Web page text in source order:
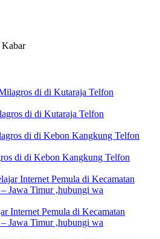
Kabar
di di Kutaraja Telfon
di di Kebon Kangkung Telfon
Internet Pemula di Kecamatan
Jawa Timur ,hubungi wa